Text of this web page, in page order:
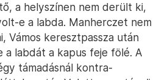
a helyszínen nem derült ki,
e a labda. Manherczet nem
Vámos keresztpassza után
labdát a kapus feje fölé. A
támadásnál kontra-